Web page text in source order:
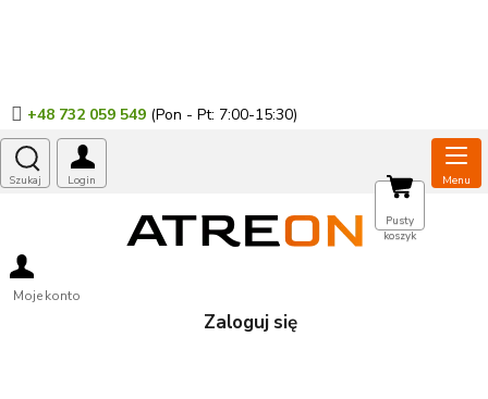
+48 732 059 549
Moje konto
Zaloguj się
KOSZYK
Pusty
koszyk